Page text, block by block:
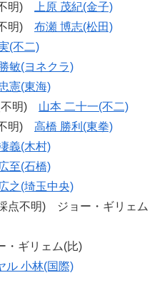
明)
上原 茂紀(金子)
明) 布瀬 博志(松田)
(不二)
敏(ヨネクラ)
憲(東海)
不明) 山本 二十一(不二)
明) 高橋 勝利(東拳)
義(木村)
至(石橋)
之(埼玉中央)
点不明) ジョー・ギリェム
ギリェム(比)
ル 小林(国際)